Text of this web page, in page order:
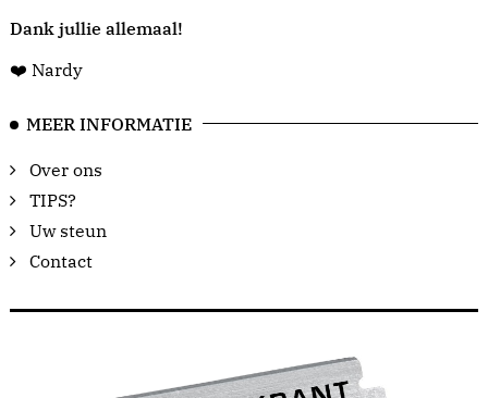
Dank jullie allemaal!
❤️ Nardy
MEER INFORMATIE
Over ons
TIPS?
Uw steun
Contact